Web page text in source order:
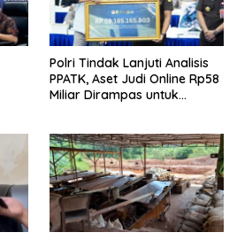
Polri Tindak Lanjuti Analisis
PPATK, Aset Judi Online Rp58
Miliar Dirampas untuk